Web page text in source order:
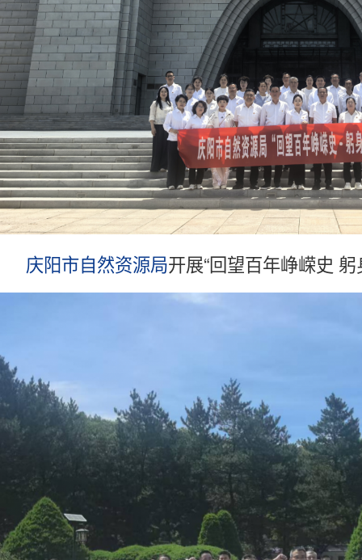
庆阳市自然资源局开展“回望百年峥嵘史